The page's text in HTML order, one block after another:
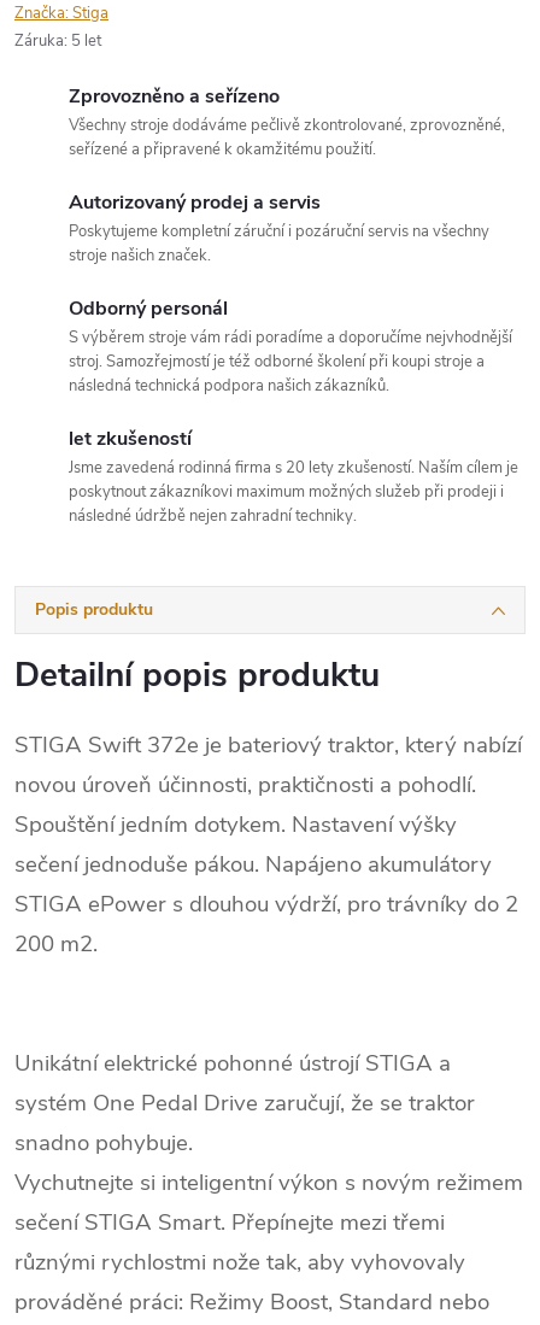
Značka:Stiga
Záruka: 5 let
Zprovozněno a seřízeno
Všechny stroje dodáváme pečlivě zkontrolované, zprovozněné,
seřízené a připravené k okamžitému použití.
Autorizovaný prodej a servis
Poskytujeme kompletní záruční i pozáruční servis na všechny
stroje našich značek.
Odborný personál
S výběrem stroje vám rádi poradíme a doporučíme nejvhodnější
stroj. Samozřejmostí je též odborné školení při koupi stroje a
následná technická podpora našich zákazníků.
let zkušeností
Jsme zavedená rodinná firma s 20 lety zkušeností. Naším cílem je
poskytnout zákazníkovi maximum možných služeb při prodeji i
následné údržbě nejen zahradní techniky.
Popis produktu
Detailní popis produktu
STIGA Swift 372e je bateriový traktor, který nabízí
novou úroveň účinnosti, praktičnosti a pohodlí.
Spouštění jedním dotykem. Nastavení výšky
sečení jednoduše pákou. Napájeno akumulátory
STIGA ePower s dlouhou výdrží, pro trávníky do 2
200 m2.
Unikátní elektrické pohonné ústrojí STIGA a
systém One Pedal Drive zaručují, že se traktor
snadno pohybuje.
Vychutnejte si inteligentní výkon s novým režimem
sečení STIGA Smart. Přepínejte mezi třemi
různými rychlostmi nože tak, aby vyhovovaly
prováděné práci: Režimy Boost, Standard nebo